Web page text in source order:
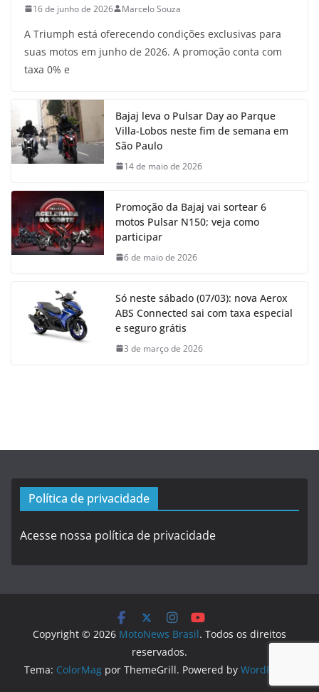
16 de junho de 2026 Marcelo Souza
A Triumph está oferecendo condições exclusivas para
suas motos em junho de 2026. A promoção conta com
taxa 0% e
Bajaj leva o Pulsar Day ao Parque
Villa-Lobos neste fim de semana em
São Paulo
14 de maio de 2026
Promoção da Bajaj vai sortear 6
motos Pulsar N150; veja como
participar
6 de maio de 2026
Só neste sábado (07/03): nova Aerox
ABS Connected sai com taxa especial
e seguro grátis
3 de março de 2026
Política de privacidade
Acesse nossa política de privacidade
Copyright © 2026 MotoNews Brasil. Todos os direitos
reservados.
Tema: ColorMag por ThemeGrill. Powered by WordPress